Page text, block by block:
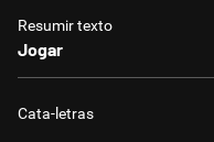
Resumir texto
Jogar
Cata-letras